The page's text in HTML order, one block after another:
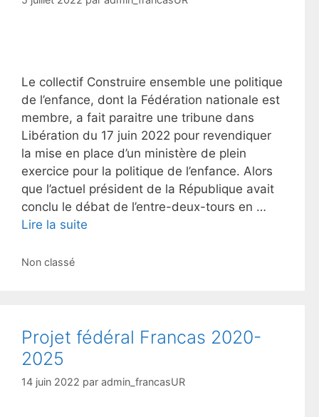
Le collectif Construire ensemble une politique
de l’enfance, dont la Fédération nationale est
membre, a fait paraitre une tribune dans
Libération du 17 juin 2022 pour revendiquer
la mise en place d’un ministère de plein
exercice pour la politique de l’enfance. Alors
que l’actuel président de la République avait
conclu le débat de l’entre-deux-tours en …
Lire la suite
Catégories
Non classé
Projet fédéral Francas 2020-
2025
14 juin 2022 par admin_francasUR